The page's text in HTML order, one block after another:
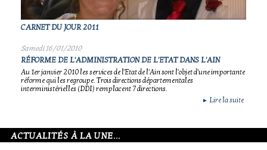
CARNET DU JOUR 2011
Samedi 16/01/2010
RÉFORME DE L'ADMINISTRATION DE L'ETAT DANS L'AIN
Au 1er janvier 2010 les services de l'Etat de l'Ain sont l'objet d'une importante
réforme qui les regroupe. Trois directions départementales
interministérielles (DDI) remplacent 7 directions.
► Lire la suite
ACTUALITÉS À LA UNE...